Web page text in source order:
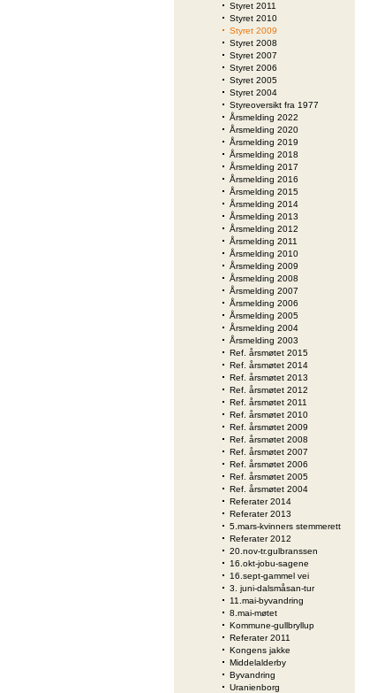
Styret 2011
Styret 2010
Styret 2009
Styret 2008
Styret 2007
Styret 2006
Styret 2005
Styret 2004
Styreoversikt fra 1977
Årsmelding 2022
Årsmelding 2020
Årsmelding 2019
Årsmelding 2018
Årsmelding 2017
Årsmelding 2016
Årsmelding 2015
Årsmelding 2014
Årsmelding 2013
Årsmelding 2012
Årsmelding 2011
Årsmelding 2010
Årsmelding 2009
Årsmelding 2008
Årsmelding 2007
Årsmelding 2006
Årsmelding 2005
Årsmelding 2004
Årsmelding 2003
Ref. årsmøtet 2015
Ref. årsmøtet 2014
Ref. årsmøtet 2013
Ref. årsmøtet 2012
Ref. årsmøtet 2011
Ref. årsmøtet 2010
Ref. årsmøtet 2009
Ref. årsmøtet 2008
Ref. årsmøtet 2007
Ref. årsmøtet 2006
Ref. årsmøtet 2005
Ref. årsmøtet 2004
Referater 2014
Referater 2013
5.mars-kvinners stemmerett
Referater 2012
20.nov-tr.gulbranssen
16.okt-jobu-sagene
16.sept-gammel vei
3. juni-dalsmåsan-tur
11.mai-byvandring
8.mai-møtet
Kommune-gullbryllup
Referater 2011
Kongens jakke
Middelalderby
Byvandring
Uranienborg